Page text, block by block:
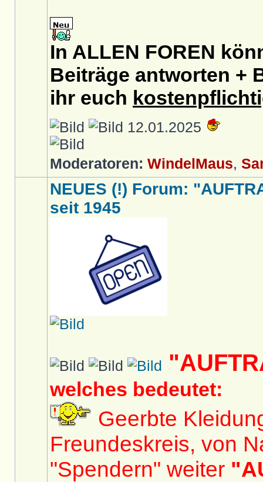
In ALLEN FOREN
Beiträge antworten +
ihr euch
12.01.2025
Moderatoren: WindelMaus,
NEUES (!) Forum:
seit 1945
welches bedeutet:
Geerbte
Freundeskreis, von
"Spendern" weiter